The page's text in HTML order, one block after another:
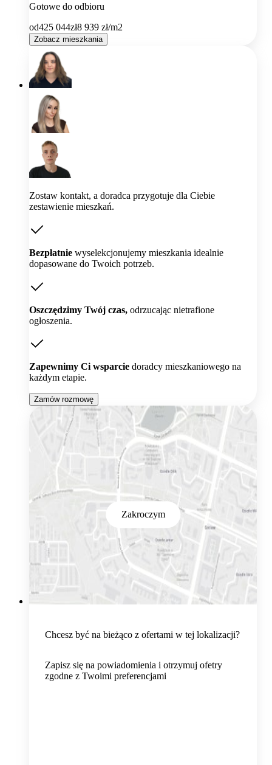
Gotowe do odbioru
od425 044zł8 939 zł/m2
Zobacz mieszkania
Zostaw kontakt, a doradca przygotuje dla Ciebie
zestawienie mieszkań.
Bezpłatnie wyselekcjonujemy mieszkania idealnie
dopasowane do Twoich potrzeb.
Oszczędzimy Twój czas, odrzucając nietrafione
ogłoszenia.
Zapewnimy Ci wsparcie doradcy mieszkaniowego na
każdym etapie.
Zamów rozmowę
Zakroczym
Chcesz być na bieżąco z ofertami w tej lokalizacji?
Zapisz się na powiadomienia i otrzymuj ofetry
zgodne z Twoimi preferencjami